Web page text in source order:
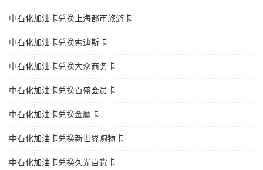
中石化加油卡兑换上海都市旅游卡
中石化加油卡兑换索迪斯卡
中石化加油卡兑换大众商务卡
中石化加油卡兑换百盛会员卡
中石化加油卡兑换金鹰卡
中石化加油卡兑换新世界购物卡
中石化加油卡兑换久光百货卡